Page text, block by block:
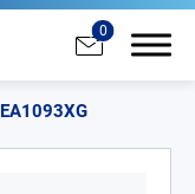
0
EA1093XG